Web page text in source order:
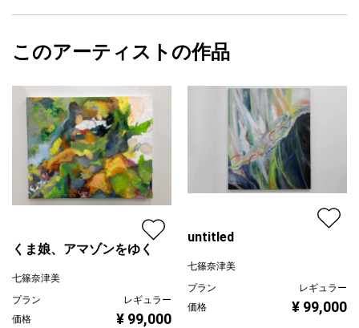
カラー
青
ジャンル
抽象画
配送目安
二週間以内
フォローする
七篠奈津美
このアーティストの作品
くま娘、アマゾンをゆく
七篠奈津美
プラン
レギュラー
価格
¥ 99,000
untitled
七篠奈津美
プラン
レギュラー
価格
¥ 99,000